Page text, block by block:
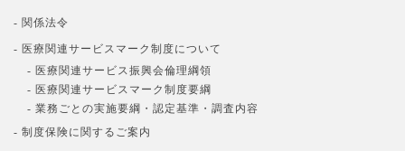
- 関係法令
- 医療関連サービスマーク制度について
- 医療関連サービス振興会倫理綱領
- 医療関連サービスマーク制度要綱
- 業務ごとの実施要綱・認定基準・調査内容
- 制度保険に関するご案内